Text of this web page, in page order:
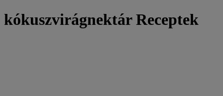
kókuszvirágnektár Receptek